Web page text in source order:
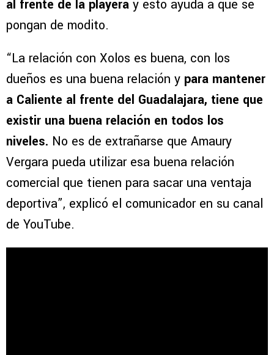
al frente de la playera y esto ayuda a que se
pongan de modito.
“La relación con Xolos es buena, con los
dueños es una buena relación y para mantener
a Caliente al frente del Guadalajara, tiene que
existir una buena relación en todos los
niveles. No es de extrañarse que Amaury
Vergara pueda utilizar esa buena relación
comercial que tienen para sacar una ventaja
deportiva”, explicó el comunicador en su canal
de YouTube.